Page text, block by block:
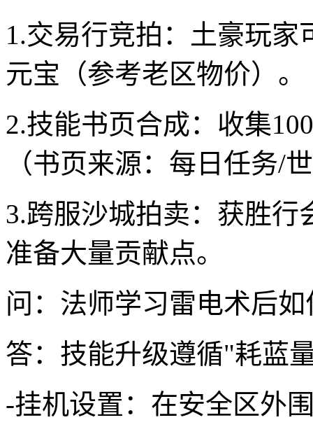
1.交易行竞拍：土豪玩
元宝（参考老区物价）。
2.技能书页合成：收集
（书页来源：每日任务/
3.跨服沙城拍卖：获胜
准备大量贡献点。
问：法师学习雷电术后
答：技能升级遵循"耗蓝
-挂机设置：在安全区外